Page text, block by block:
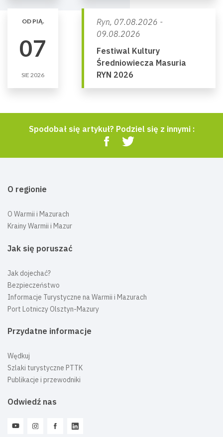
OD PIĄ.
07
SIE 2026
Ryn, 07.08.2026 -
09.08.2026
Festiwal Kultury
Średniowiecza Masuria
RYN 2026
Spodobał się artykuł? Podziel się z innymi :
O regionie
O Warmii i Mazurach
Krainy Warmii i Mazur
Jak się poruszać
Jak dojechać?
Bezpieczeństwo
Informacje Turystyczne na Warmii i Mazurach
Port Lotniczy Olsztyn-Mazury
Przydatne informacje
Wędkuj
Szlaki turystyczne PTTK
Publikacje i przewodniki
Odwiedź nas